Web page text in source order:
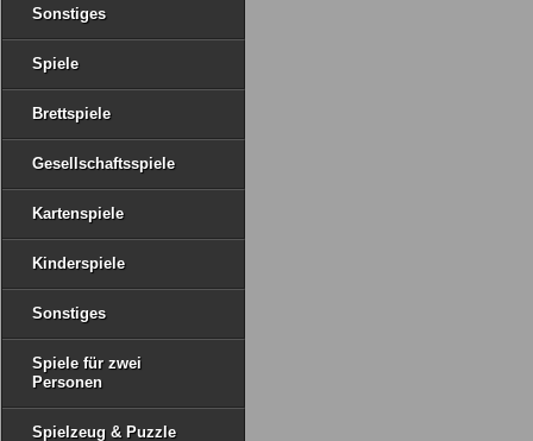
Sonstiges
Spiele
Brettspiele
Gesellschaftsspiele
Kartenspiele
Kinderspiele
Sonstiges
Spiele für zwei
Personen
Spielzeug & Puzzle